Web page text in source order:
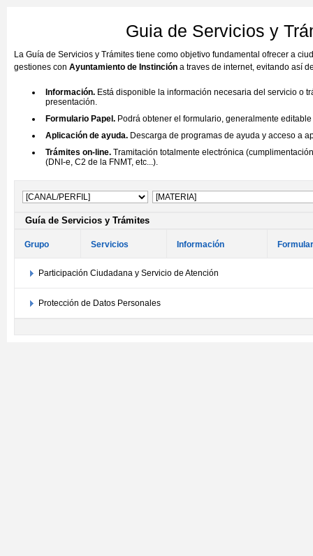
Guia de Servicios y
La Guía de Servicios y Trámites tiene como objetivo fundamental ofrecer a
gestiones con Ayuntamiento de Instinción a traves de internet, evitando así
Información. Está disponible la información necesaria del servicio o
presentación.
Formulario Papel. Podrá obtener el formulario, generalmente
Aplicación de ayuda. Descarga de programas de ayuda y acceso a
Trámites on-line. Tramitación totalmente electrónica
(DNI-e, C2 de la FNMT, etc...).
Guía de Servicios y Trámites
Grupo Servicios Información
Participación Ciudadana y Servicio de Atención
Protección de Datos Personales